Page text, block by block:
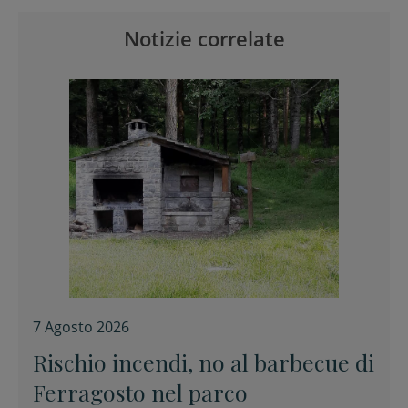
Notizie correlate
7 Agosto 2026
Rischio incendi, no al barbecue di
Ferragosto nel parco